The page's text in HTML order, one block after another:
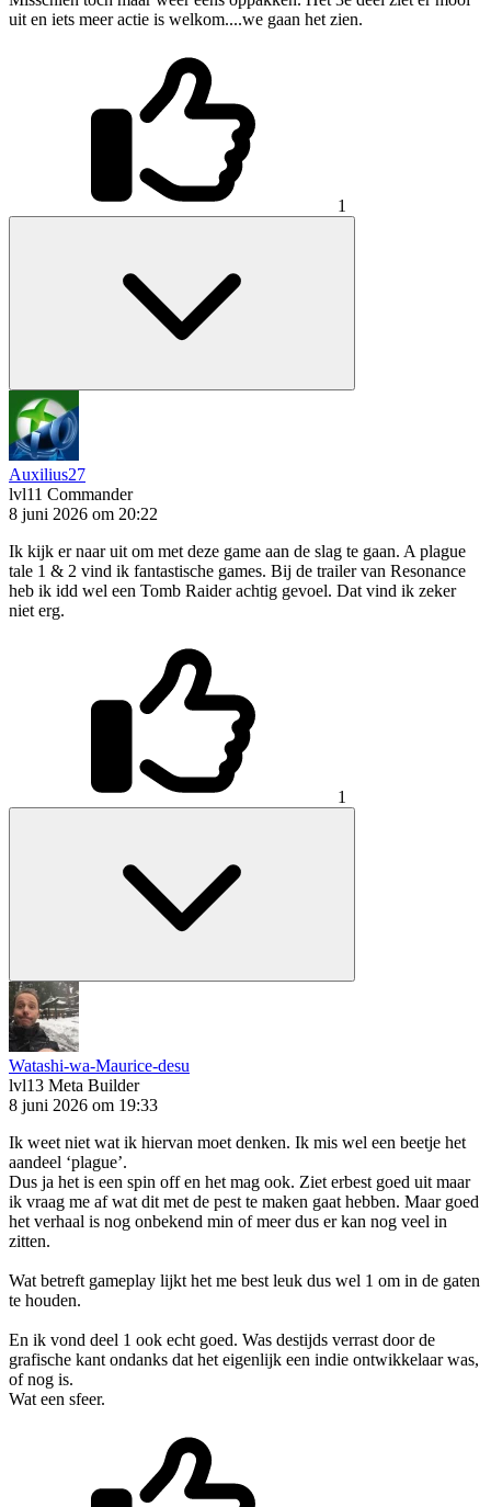
uit en iets meer actie is welkom....we gaan het zien.
1
Auxilius27
lvl11 Commander
8 juni 2026 om 20:22
Ik kijk er naar uit om met deze game aan de slag te gaan. A plague
tale 1 & 2 vind ik fantastische games. Bij de trailer van Resonance
heb ik idd wel een Tomb Raider achtig gevoel. Dat vind ik zeker
niet erg.
1
Watashi-wa-Maurice-desu
lvl13 Meta Builder
8 juni 2026 om 19:33
Ik weet niet wat ik hiervan moet denken. Ik mis wel een beetje het
aandeel ‘plague’.
Dus ja het is een spin off en het mag ook. Ziet erbest goed uit maar
ik vraag me af wat dit met de pest te maken gaat hebben. Maar goed
het verhaal is nog onbekend min of meer dus er kan nog veel in
zitten.
Wat betreft gameplay lijkt het me best leuk dus wel 1 om in de gaten
te houden.
En ik vond deel 1 ook echt goed. Was destijds verrast door de
grafische kant ondanks dat het eigenlijk een indie ontwikkelaar was,
of nog is.
Wat een sfeer.